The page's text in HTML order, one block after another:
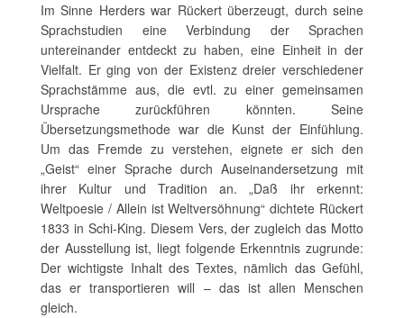
Im Sinne Herders war Rückert überzeugt, durch seine
Sprachstudien eine Verbindung der Sprachen
untereinander entdeckt zu haben, eine Einheit in der
Vielfalt. Er ging von der Existenz dreier verschiedener
Sprachstämme aus, die evtl. zu einer gemeinsamen
Ursprache zurückführen könnten. Seine
Übersetzungsmethode war die Kunst der Einfühlung.
Um das Fremde zu verstehen, eignete er sich den
„Geist“ einer Sprache durch Auseinandersetzung mit
ihrer Kultur und Tradition an. „Daß ihr erkennt:
Weltpoesie / Allein ist Weltversöhnung“ dichtete Rückert
1833 in Schi-King. Diesem Vers, der zugleich das Motto
der Ausstellung ist, liegt folgende Erkenntnis zugrunde:
Der wichtigste Inhalt des Textes, nämlich das Gefühl,
das er transportieren will – das ist allen Menschen
gleich.